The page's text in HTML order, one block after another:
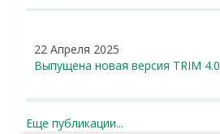
22 Апреля 2025
Выпущена новая версия TRIM 4.0
Еще публикации...